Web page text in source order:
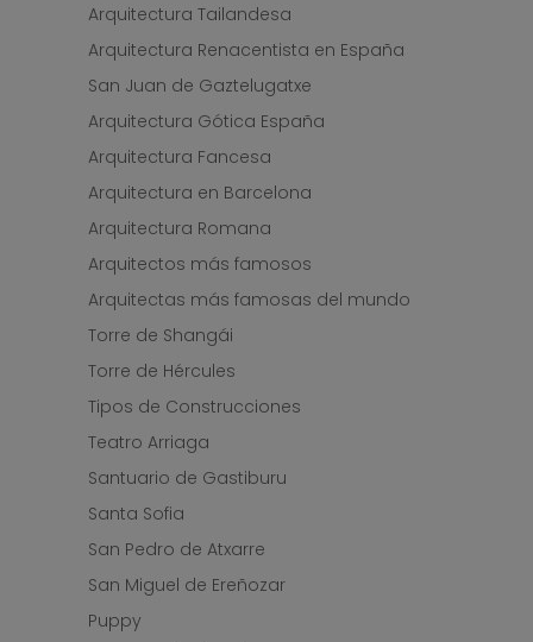
Arquitectura Tailandesa
Arquitectura Renacentista en España
San Juan de Gaztelugatxe
Arquitectura Gótica España
Arquitectura Fancesa
Arquitectura en Barcelona
Arquitectura Romana
Arquitectos más famosos
Arquitectas más famosas del mundo
Torre de Shangái
Torre de Hércules
Tipos de Construcciones
Teatro Arriaga
Santuario de Gastiburu
Santa Sofia
San Pedro de Atxarre
San Miguel de Ereñozar
Puppy